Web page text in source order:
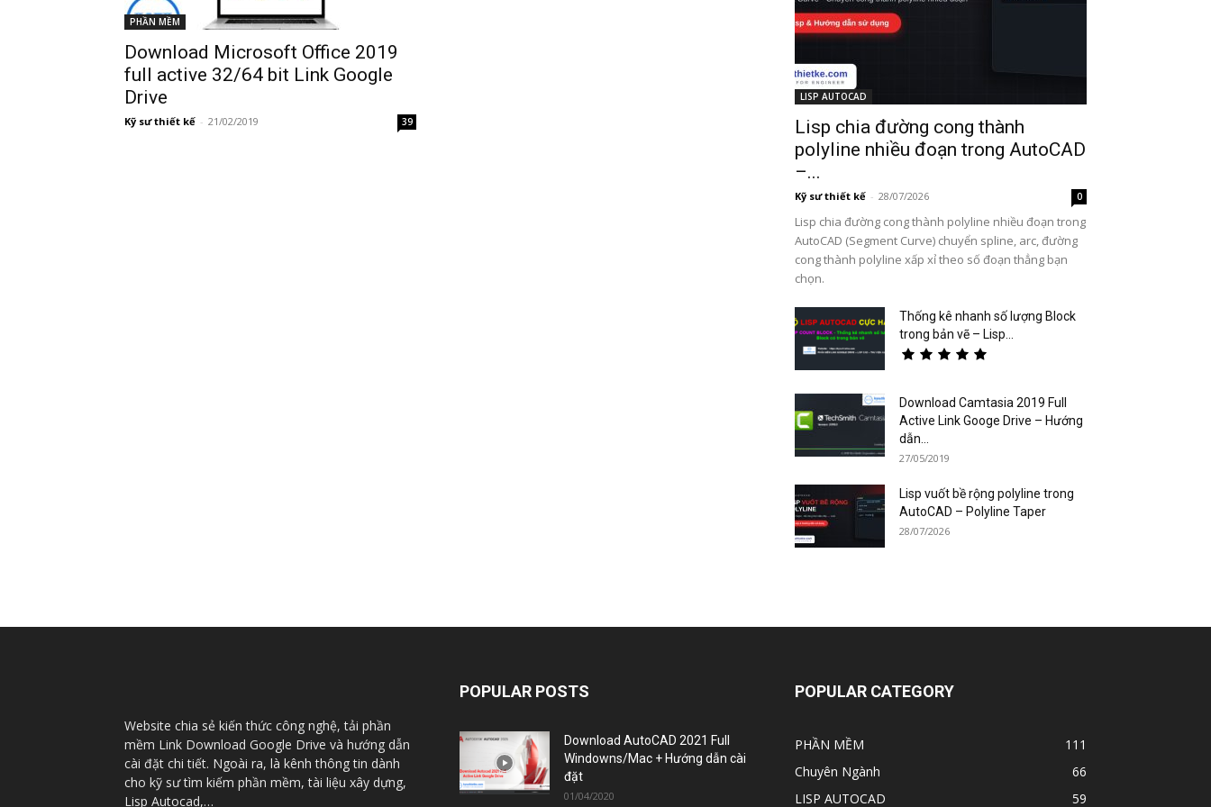
PHẦN MỀM
Download Microsoft Office 2019
full active 32/64 bit Link Google
Drive
Kỹ sư thiết kế - 21/02/2019 39
LISP AUTOCAD
Lisp chia đường cong thành
polyline nhiều đoạn trong AutoCAD
–...
Kỹ sư thiết kế - 28/07/2026 0
Lisp chia đường cong thành polyline nhiều đoạn trong
AutoCAD (Segment Curve) chuyển spline, arc, đường
cong thành polyline xấp xỉ theo số đoạn thẳng bạn
chọn.
Thống kê nhanh số lượng Block
trong bản vẽ – Lisp...
Download Camtasia 2019 Full
Active Link Googe Drive – Hướng
dẫn...
27/05/2019
Lisp vuốt bề rộng polyline trong
AutoCAD – Polyline Taper
28/07/2026
Website chia sẻ kiến thức công nghệ, tải phần
mềm Link Download Google Drive và hướng dẫn
cài đặt chi tiết. Ngoài ra, là kênh thông tin dành
cho kỹ sư tìm kiếm phần mềm, tài liệu xây dựng,
Lisp Autocad,…
POPULAR POSTS
Download AutoCAD 2021 Full
Windowns/Mac + Hướng dẫn cài
đặt
01/04/2020
POPULAR CATEGORY
PHẦN MỀM
111
Chuyên Ngành
66
LISP AUTOCAD
59